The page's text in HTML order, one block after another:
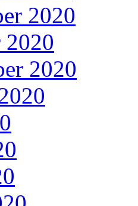
2020
2020
2020